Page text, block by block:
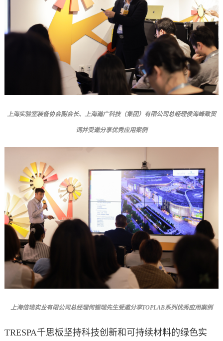
上海实验室装备协会副会长、上海瀚广科技（集团）有限公司总经理侯海峰致贺
词并受邀分享优秀应用案例
上海倍瑞实业有限公司总经理何锡瑞先生受邀分享TOPLAB系列优秀应用案例
TRESPA千思板坚持科技创新和可持续材料的绿色实